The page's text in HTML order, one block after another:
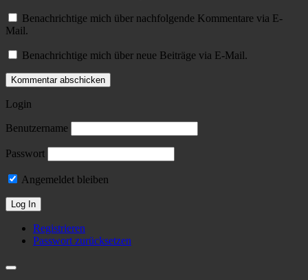
Benachrichtige mich über nachfolgende Kommentare via E-
Mail.
Benachrichtige mich über neue Beiträge via E-Mail.
Login
Benutzername
Passwort
Angemeldet bleiben
Registrieren
Passwort zurücksetzen